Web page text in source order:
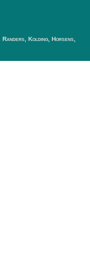
Kolding, Horsens,